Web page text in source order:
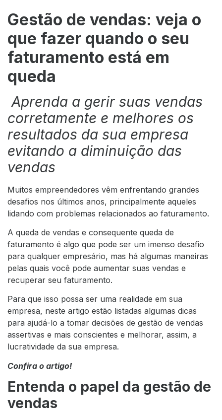
Gestão de vendas: veja o
que fazer quando o seu
faturamento está em
queda
Aprenda a gerir suas vendas
corretamente e melhores os
resultados da sua empresa
evitando a diminuição das
vendas
Muitos empreendedores vêm enfrentando grandes
desafios nos últimos anos, principalmente aqueles
lidando com problemas relacionados ao faturamento.
A queda de vendas e consequente queda de
faturamento é algo que pode ser um imenso desafio
para qualquer empresário, mas há algumas maneiras
pelas quais você pode aumentar suas vendas e
recuperar seu faturamento.
Para que isso possa ser uma realidade em sua
empresa, neste artigo estão listadas algumas dicas
para ajudá-lo a tomar decisões de gestão de vendas
assertivas e mais conscientes e melhorar, assim, a
lucratividade da sua empresa.
Confira o artigo!
Entenda o papel da gestão de
vendas